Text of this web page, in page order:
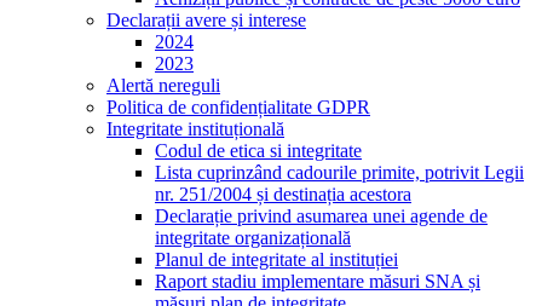
Declarații avere și interese
2024
2023
Alertă nereguli
Politica de confidențialitate GDPR
Integritate instituțională
Codul de etica si integritate
Lista cuprinzând cadourile primite, potrivit Legii
nr. 251/2004 și destinația acestora
Declarație privind asumarea unei agende de
integritate organizațională
Planul de integritate al instituției
Raport stadiu implementare măsuri SNA și